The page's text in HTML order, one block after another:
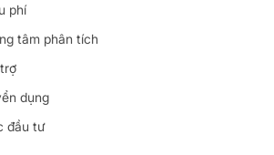
phí
tâm phân tích
dụng
đầu tư